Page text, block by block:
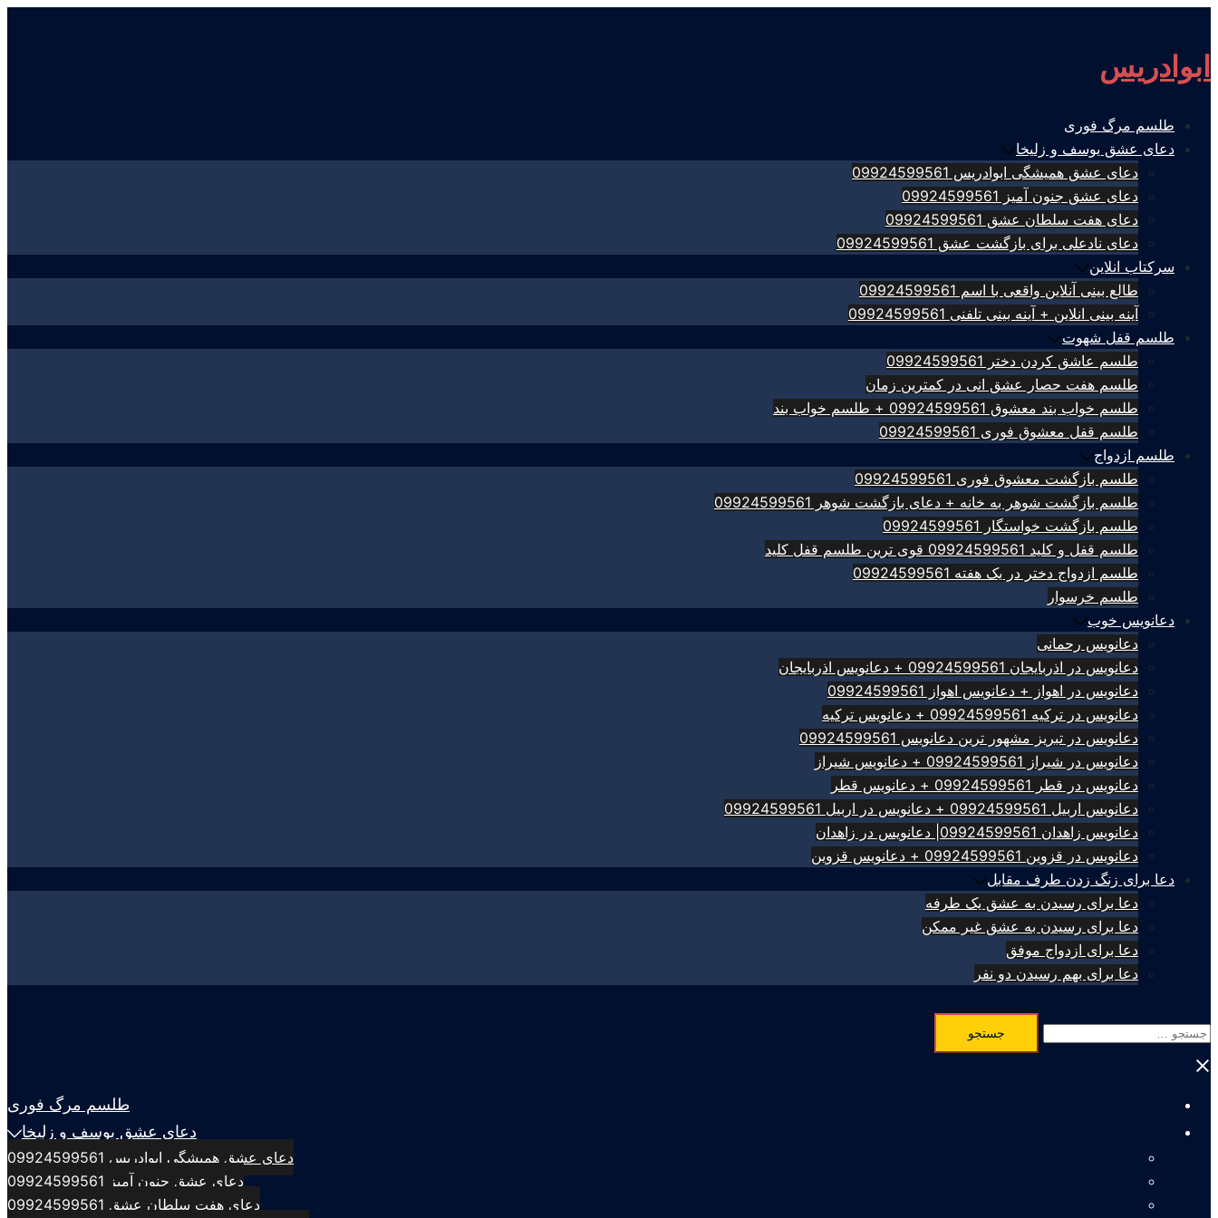
content
ابوادریس
طلسم مرگ فوری
دعای عشق یوسف و زلیخا
دعای عشق همیشگی ابوادریس 09924599561
دعای عشق جنون آمیز 09924599561
دعای هفت سلطان عشق 09924599561
دعای نادعلی برای بازگشت عشق 09924599561
سرکتاب انلاین
طالع بینی آنلاین واقعی با اسم 09924599561
آینه بینی انلاین + آینه بینی تلفنی 09924599561
طلسم قفل شهوت
طلسم عاشق کردن دختر 09924599561
طلسم هفت حصار عشق انی در کمترین زمان
طلسم خواب بند معشوق 09924599561 + طلسم خواب بند
طلسم قفل معشوق فوری 09924599561
طلسم ازدواج
طلسم بازگشت معشوق فوری 09924599561
طلسم بازگشت شوهر به خانه + دعای بازگشت شوهر 09924599561
طلسم بازگشت خواستگار 09924599561
طلسم قفل و کلید 09924599561 قوی ترین طلسم قفل کلید
طلسم ازدواج دختر در یک هفته 09924599561
طلسم خرسوار
دعانویس خوب
دعانویس رحمانی
دعانویس در اذربایجان 09924599561 + دعانویس اذربایجان
دعانویس در اهواز + دعانویس اهواز 09924599561
دعانویس در ترکیه 09924599561 + دعانویس ترکیه
دعانویس در تبریز مشهور ترین دعانویس 09924599561
دعانویس در شیراز 09924599561 + دعانویس شیراز
دعانویس در قطر 09924599561 + دعانویس قطر
دعانویس اربیل 09924599561 + دعانویس در اربیل 09924599561
دعانویس زاهدان 09924599561| دعانویس در زاهدان
دعانویس در قزوین 09924599561 + دعانویس قزوین
دعا برای زنگ زدن طرف مقابل
دعا برای رسیدن به عشق یک طرفه
دعا برای رسیدن به عشق غیر ممکن
دعا برای ازدواج موفق
دعا برای بهم رسیدن دو نفر
جستجو
برای:
Close
طلسم مرگ فوری
دعای عشق یوسف و زلیخا
دعای عشق همیشگی ابوادریس 09924599561
دعای عشق جنون آمیز 09924599561
دعای هفت سلطان عشق 09924599561